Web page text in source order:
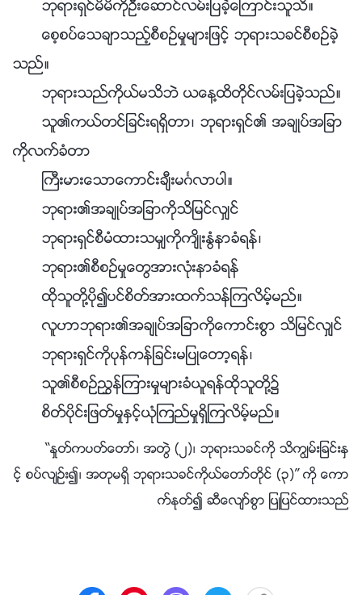
ဘုရားရွင္မိမိကိုဦးေဆာင္လမ္းျပခဲ့ေၾကာင္းသူသိ။
ေစ့စပ္ေသခ်ာသည့္စီစဥ္မႈမ်ားျဖင့္ ဘုရားသခင္စီစဥ္ခဲ့
သည္။
ဘုရားသည္ကိုယ္မသိဘဲ ယေန႔ထိတိုင္လမ္းျပခဲ့သည္။
သူ၏ကယ္တင္ျခင္းရရွိတာ၊ ဘုရားရွင္၏ အခ်ဳပ္အျခာ
ကိုလက္ခံတာ
ႀကီးမားေသာေကာင္းခ်ီးမဂၤလာပါ။
ဘုရား၏အခ်ဳပ္အျခာကိုသိျမင္လွ်င္
ဘုရားရွင္စီမံထားသမွ်ကိုက်ိဳးႏြံနာခံရန္၊
ဘုရား၏စီစဥ္မႈေတြအားလုံးနာခံရန္
ထိုသူတို႔ပို၍ပင္စိတ္အားထက္သန္ၾကလိမ့္မည္။
လူဟာဘုရား၏အခ်ဳပ္အျခာကိုေကာင္းစြာ သိျမင္လွ်င္
ဘုရားရွင္ကိုပုန္ကန္ျခင္းမျပဳေတာ့ရန္၊
သူ၏စီစဥ္ၫႊန္ၾကားမႈမ်ားခံယူရန္ထိုသူတို႔၌
စိတ္ပိုင္းျဖတ္မႈႏွင့္ယုံၾကည္မႈရွိၾကလိမ့္မည္။
“ႏႈတ္ကပတ္ေတာ္၊ အတြဲ (၂)၊ ဘုရားသခင္ကို သိကြၽမ္းျခင္းႏွ
င့္ စပ္လ်ဥ္း၍၊ အတုမရွိ ဘုရားသခင္ကိုယ္ေတာ္တိုင္ (၃)” ကို ေကာ
က္ႏုတ္၍ ဆီေလ်ာ္စြာ ျပဳျပင္ထားသည္